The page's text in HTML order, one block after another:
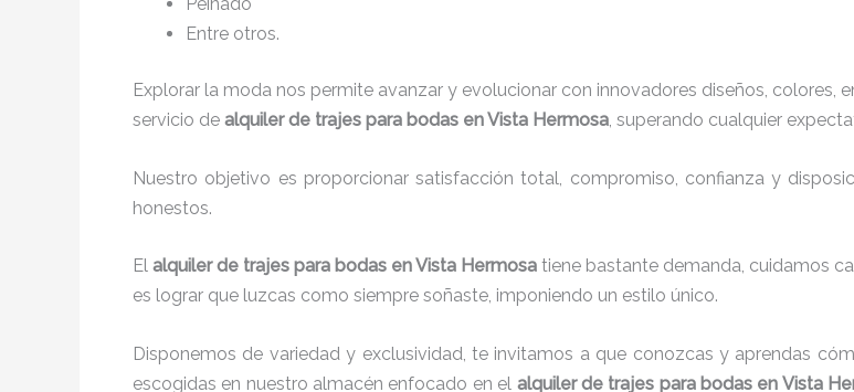
Entre otros.
Explorar la moda nos permite avanzar y evolucionar con innovadores diseños,
servicio de alquiler de trajes para bodas en Vista Hermosa, superando cualquier
Nuestro objetivo es proporcionar satisfacción total, compromiso, confianza y
honestos.
El alquiler de trajes para bodas en Vista Hermosa tiene bastante demanda, cuidamos
es lograr que luzcas como siempre soñaste, imponiendo un estilo único.
Disponemos de variedad y exclusividad, te invitamos a que conozcas y aprendas
escogidas en nuestro almacén enfocado en el alquiler de trajes para bodas en Vista